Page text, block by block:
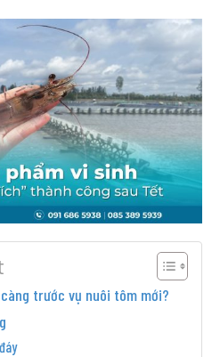
trước vụ nuôi tôm mới?